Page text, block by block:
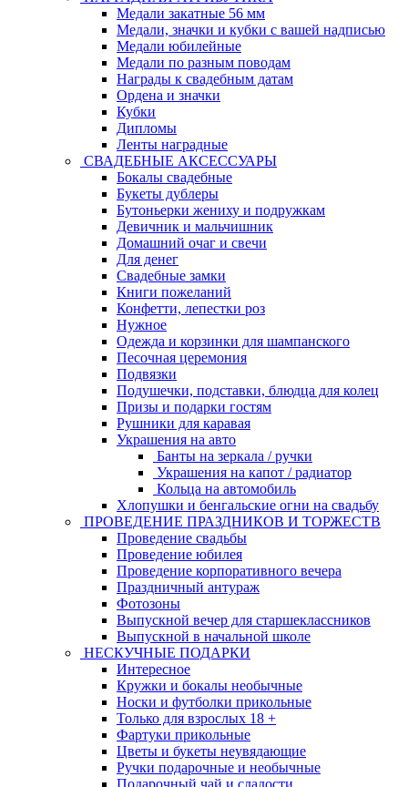
Медали закатные 56 мм
Медали, значки и кубки с вашей надписью
Медали юбилейные
Медали по разным поводам
Награды к свадебным датам
Ордена и значки
Кубки
Дипломы
Ленты наградные
СВАДЕБНЫЕ АКСЕССУАРЫ
Бокалы свадебные
Букеты дублеры
Бутоньерки жениху и подружкам
Девичник и мальчишник
Домашний очаг и свечи
Для денег
Свадебные замки
Книги пожеланий
Конфетти, лепестки роз
Нужное
Одежда и корзинки для шампанского
Песочная церемония
Подвязки
Подушечки, подставки, блюдца для колец
Призы и подарки гостям
Рушники для каравая
Украшения на авто
Банты на зеркала / ручки
Украшения на капот / радиатор
Кольца на автомобиль
Хлопушки и бенгальские огни на свадьбу
ПРОВЕДЕНИЕ ПРАЗДНИКОВ И ТОРЖЕСТВ
Проведение свадьбы
Проведение юбилея
Проведение корпоративного вечера
Праздничный антураж
Фотозоны
Выпускной вечер для старшеклассников
Выпускной в начальной школе
НЕСКУЧНЫЕ ПОДАРКИ
Интересное
Кружки и бокалы необычные
Носки и футболки прикольные
Только для взрослых 18 +
Фартуки прикольные
Цветы и букеты неувядающие
Ручки подарочные и необычные
Подарочный чай и сладости